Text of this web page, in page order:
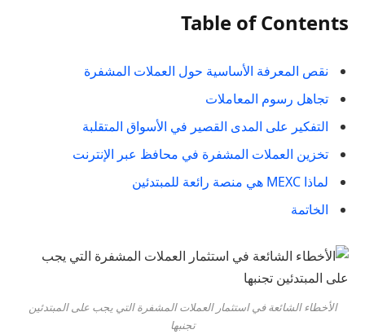
Table of Contents
نقص المعرفة الأساسية حول العملات المشفرة
تجاهل رسوم المعاملات
التفكير على المدى القصير في الأسواق المتقلبة
تخزين العملات المشفرة في محافظ عبر الإنترنت
لماذا MEXC هي منصة رائعة للمبتدئين
الخاتمة
الأخطاء الشائعة في استثمار العملات المشفرة التي يجب على المبتدئين
تجنبها